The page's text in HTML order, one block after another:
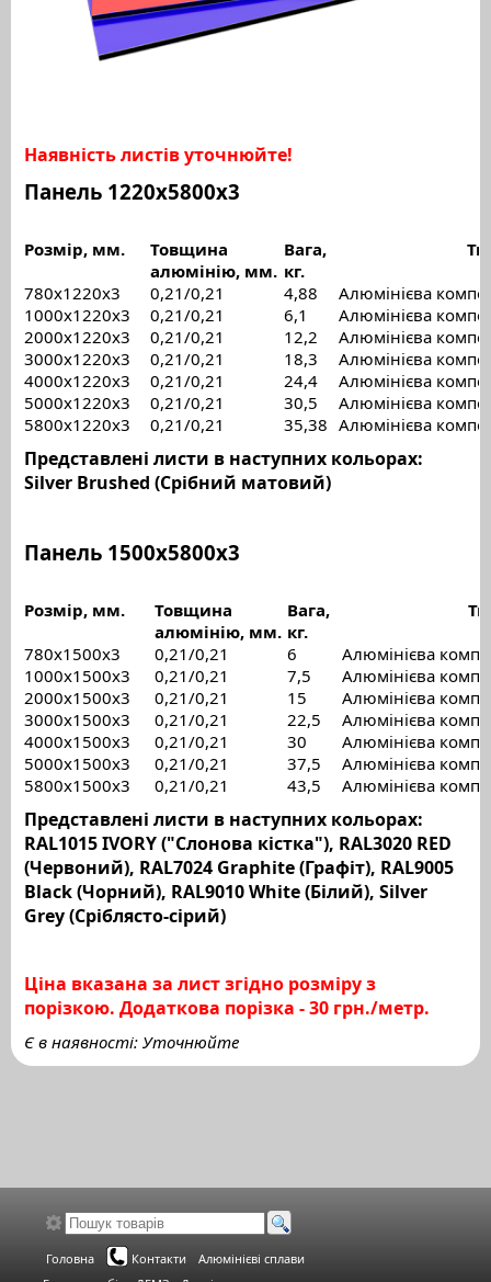
Наявність листів уточнюйте!
Панель 1220х5800х3
Розмір, мм.
Товщина
алюмінію, мм.
Вага,
кг.
780x1220х3
0,21/0,21 4,88
Алюмінієва
1000x1220х3
0,21/0,21 6,1
Алюмінієва
2000x1220х3
0,21/0,21 12,2
Алюмінієва
3000x1220х3
0,21/0,21 18,3
Алюмінієва
4000x1220х3
0,21/0,21 24,4
Алюмінієва
5000x1220х3
0,21/0,21 30,5
Алюмінієва
5800x1220х3
0,21/0,21 35,38 Алюмінієва
Представлені листи в наступних кольорах:
Silver Brushed (Срібний матовий)
Панель 1500х5800х3
Розмір, мм.
Товщина
алюмінію, мм.
Вага,
кг.
780x1500х3
0,21/0,21 6
Алюмінієва
1000x1500х3
0,21/0,21 7,5
Алюмінієва
2000x1500х3
0,21/0,21 15
Алюмінієва
3000x1500х3
0,21/0,21 22,5
Алюмінієва
4000x1500х3
0,21/0,21 30
Алюмінієва
5000x1500х3
0,21/0,21 37,5
Алюмінієва
5800x1500х3
0,21/0,21 43,5 Алюмінієва
Представлені листи в наступних кольорах:
RAL1015 IVORY ("Слонова кістка"), RAL3020 RED
(Червоний), RAL7024 Graphite (Графіт), RAL9005
Black (Чорний), RAL9010 White (Білий), Silver
Grey (Сріблясто-сірий)
Ціна вказана за лист згідно розміру з
порізкою. Додаткова порізка - 30 грн./метр.
Є в наявності: Уточнюйте
Головна Контакти
Алюмінієві сплави